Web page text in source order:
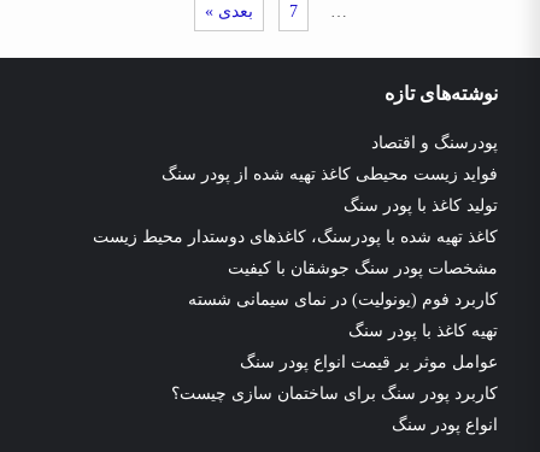
7 بعدی »
نوشته‌های تازه
پودرسنگ و اقتصاد
فواید زیست محیطی کاغذ تهیه شده از پودر سنگ
تولید کاغذ با پودر سنگ
کاغذ تهیه شده با پودرسنگ، کاغذهای دوستدار محیط زیست
مشخصات پودر سنگ جوشقان با کیفیت
کاربرد فوم (یونولیت) در نمای سیمانی شسته
تهیه کاغذ با پودر سنگ
عوامل موثر بر قیمت انواع پودر سنگ
کاربرد پودر سنگ برای ساختمان سازی چیست؟
انواع پودر سنگ